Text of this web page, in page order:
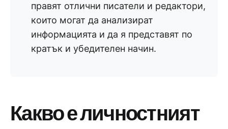
правят отлични писатели и редактори,
които могат да анализират
информацията и да я представят по
кратък и убедителен начин.
Какво е личностният